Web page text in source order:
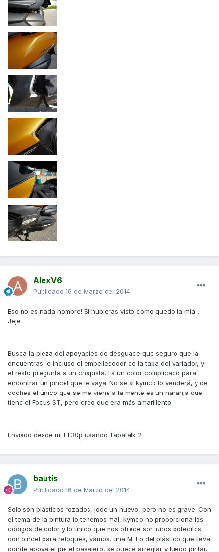
AlexV6
Publicado 16 de Marzo del 2014
Eso no es nada hombre! Si hubieras visto como quedo la mía...
Jeje
Busca la pieza del apoyapies de desguace que seguro que la
encuentras, e incluso el embellecedor de la tapa del variador, y
el resto pregunta a un chapista. Es un color complicado para
encontrar un pincel que le vaya. No se si kymco lo venderá, y de
coches el único que se me viene a la mente es un naranja que
tiene el Focus ST, pero creo que era más amarillento.
Enviado desde mi LT30p usando Tapatalk 2
bautis
Publicado 16 de Marzo del 2014
Solo son plásticos rozados, jode un huevo, pero no es grave. Con
el tema de la pintura lo tenemos mal, kymco no proporciona los
códigos de color y lo único que nos ofrece son unos botecitos
con pincel para retoques, vamos, una M. Lo del plástico que lleva
donde apoya el pie el pasajero, se puede arreglar y luego pintar.